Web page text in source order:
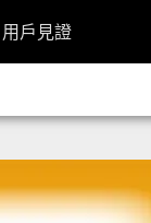
用戶見證